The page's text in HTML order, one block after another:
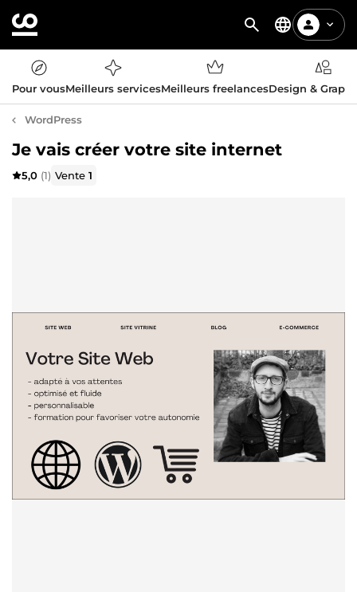
Pour vousMeilleurs servicesMeilleurs freelancesDesign &
WordPress
Je vais créer votre site internet
5,0 (1) Vente1